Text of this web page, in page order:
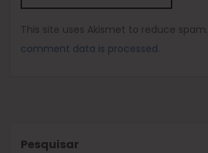
This site uses Akismet to reduce spam.
comment data is processed.
Pesquisar